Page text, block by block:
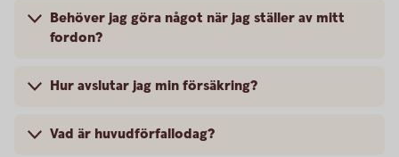
Behöver jag göra något när jag ställer av mitt
fordon?
Hur avslutar jag min försäkring?
Vad är huvudförfallodag?